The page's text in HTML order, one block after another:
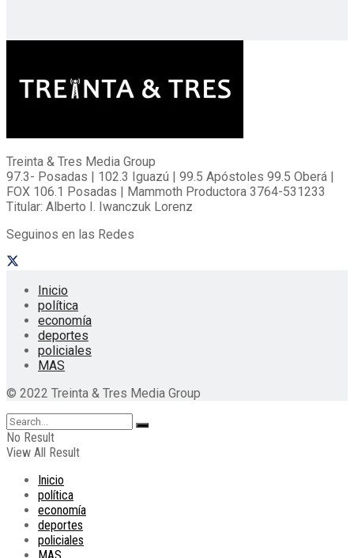
Treinta & Tres Media Group
97.3- Posadas | 102.3 Iguazú | 99.5 Apóstoles 99.5 Oberá |
FOX 106.1 Posadas | Mammoth Productora 3764-531233
Titular: Alberto I. Iwanczuk Lorenz
Seguinos en las Redes
Inicio
política
economía
deportes
policiales
MAS
© 2022 Treinta & Tres Media Group
No Result
View All Result
Inicio
política
economía
deportes
policiales
MAS